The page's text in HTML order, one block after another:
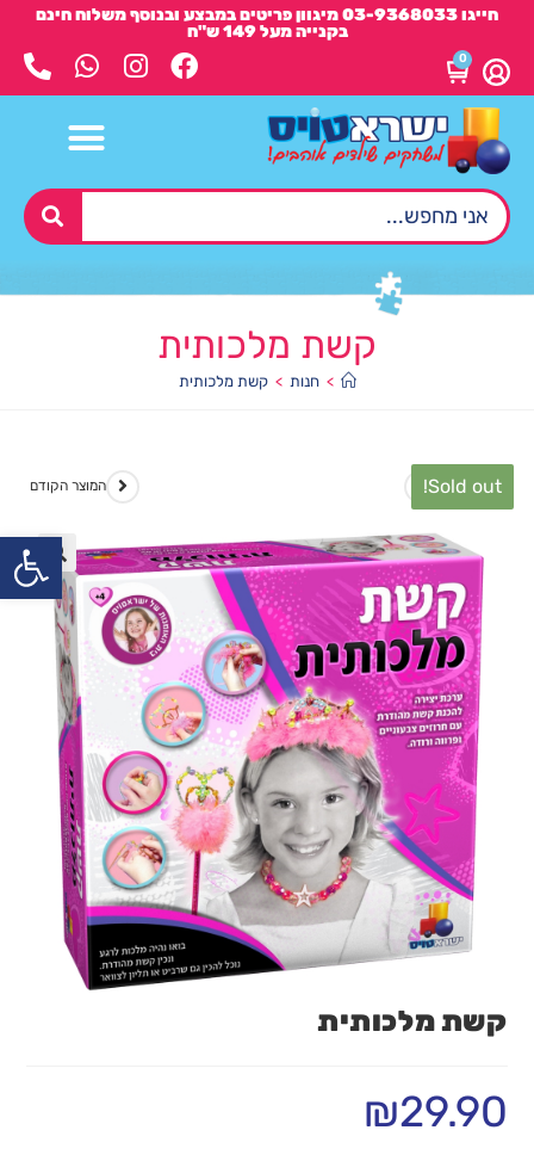
חייגו 03-9368033 מיגוון פריטים במבצע ובנוסף משלוח חינם
בקנייה מעל 149 ש"ח
0
קשת מלכותית
> חנות > קשת מלכותית
המוצר הקודם המוצר הבא
Sold out!
קשת מלכותית
₪29.90